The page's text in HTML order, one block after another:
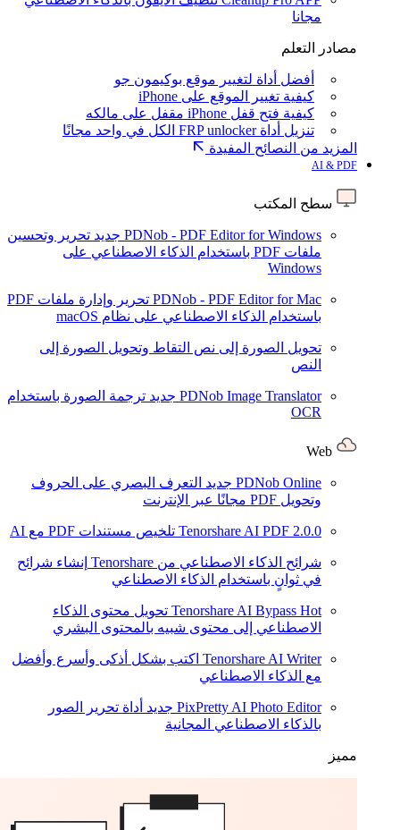
مجانا
مصادر التعلم
أفضل أداة لتغيير موقع بوكيمون جو
كيفية تغيير الموقع على iPhone
كيفية فتح قفل iPhone مقفل على مالكه
تنزيل أداة FRP unlocker الكل في واحد مجانًا
المزيد من النصائح المفيدة
AI & PDF
سطح المكتب
PDNob - PDF Editor for Windows جديد تحرير وتحسين
ملفات PDF باستخدام الذكاء الاصطناعي على
Windows
PDNob - PDF Editor for Mac
تحرير وإدارة ملفات PDF
باستخدام الذكاء الاصطناعي على نظام macOS
تحويل الصورة إلى نص التقاط وتحويل الصورة إلى
النص
PDNob Image Translator جديد ترجمة الصورة باستخدام
OCR
PDNob Online جديد التعرف البصري على الحروف
وتحويل PDF مجانًا عبر الإنترنت
Tenorshare AI PDF 2.0.0 تلخيص مستندات PDF مع AI
شرائح الذكاء الاصطناعي من Tenorshare
إنشاء شرائح
في ثوانٍ باستخدام الذكاء الاصطناعي
Tenorshare AI Bypass Hot
تحويل محتوى الذكاء
الاصطناعي إلى محتوى شبيه بالمحتوى البشري
Tenorshare AI Writer اكتب بشكل أذكى وأسرع وأفضل
مع الذكاء الاصطناعي
PixPretty AI Photo Editor جديد أداة تحرير الصور
بالذكاء الاصطناعي المجانية
مميز